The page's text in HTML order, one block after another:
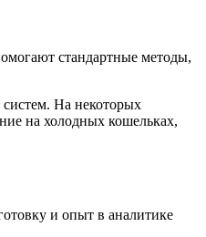
стандартные методы,
На некоторых
на холодных кошельках,
и опыт в аналитике